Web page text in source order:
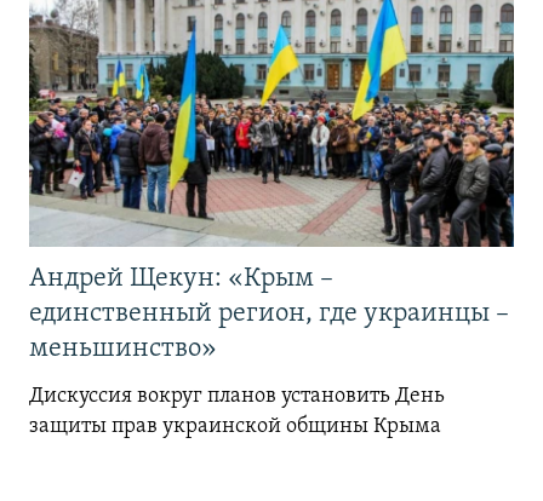
Андрей Щекун: «Крым –
единственный регион, где украинцы –
меньшинство»
Дискуссия вокруг планов установить День
защиты прав украинской общины Крыма